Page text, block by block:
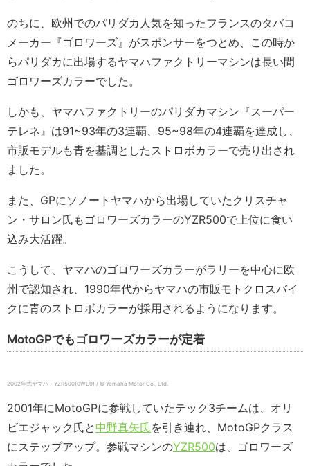
のちに、欧州でのパリダカ人気を知ったフランスのタバコ
メーカー『ゴロワーズ』がスポンサーをつとめ、この時か
らパリダカに出場するヤマハファクトリーマシンは長い間
ゴロワーズカラーでした。
しかも、ヤマハファクトリーのパリダカマシン『スーパー
テレネ』は91~93年の3連覇、95~98年の4連覇を達成し、
市販モデルも青を基調としたストロボカラーで売り出され
ました。
また、GPにソノートヤマハから出場していたクリスチャ
ン・サロン氏もゴロワーズカラーのYZR500で上位に食い
込み大活躍。
こうして、ヤマハのゴロワーズカラーがラリーを中心に欧
州で認知され、1990年代からヤマハの市販モトクロスバイ
クに青のストロボカラーが採用されるようになります。
MotoGPでもゴロワーズカラーが定着
2002年式ヤマハ・YZR500(0WL9) / © Yamaha Motor Co., Ltd.
2001年にMotoGPに参戦していたテック3チームは、オリ
ビエジャック氏と 中野真矢氏を引き連れ、MotoGPクラス
にステップアップ。参戦マシンのYZR500は、ゴロワーズ